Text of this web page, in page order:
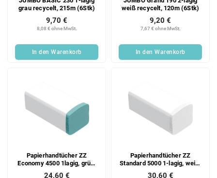
grau recycelt, 215m (6Stk)
8,08 € ohne MwSt.
9,70 €
In den Warenkorb
weiß recycelt, 120m (6Stk)
7,67 € ohne MwSt.
9,20 €
In den Warenkorb
Papierhandtücher ZZ
Economy 4500 1lagig, grün,
Recycling, 20x225 Blatt
24,60 €
Papierhandtücher ZZ
Standard 5000 1-lagig, weiß,
Recycling, 20x250 Blatt
30,60 €